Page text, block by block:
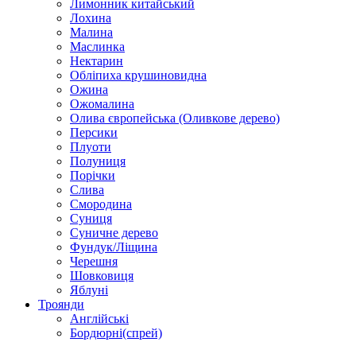
Лимонник китайський
Лохина
Малина
Маслинка
Нектарин
Обліпиха крушиновидна
Ожина
Ожомалина
Олива європейська (Оливкове дерево)
Персики
Плуоти
Полуниця
Порічки
Слива
Смородина
Суниця
Суничне дерево
Фундук/Ліщина
Черешня
Шовковиця
Яблуні
Троянди
Англійські
Бордюрні(спрей)